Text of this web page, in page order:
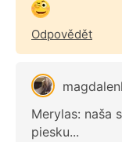
Odpovědět
Merylas: naša
piesku...